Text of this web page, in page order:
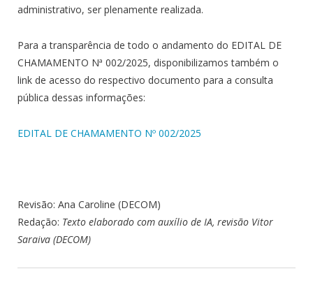
administrativo, ser plenamente realizada.
Para a transparência de todo o andamento do EDITAL DE
CHAMAMENTO Nª 002/2025, disponibilizamos também o
link de acesso do respectivo documento para a consulta
pública dessas informações:
EDITAL DE CHAMAMENTO Nº 002/2025
Revisão: Ana Caroline (DECOM)
Redação: Texto elaborado com auxílio de IA, revisão Vitor
Saraiva (DECOM)